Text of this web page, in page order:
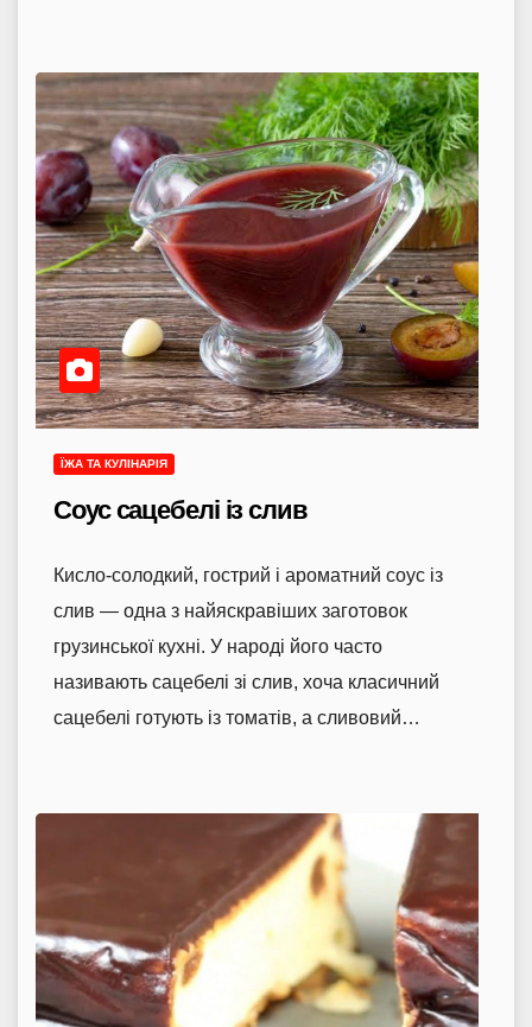
ЇЖА ТА КУЛІНАРІЯ
Соус сацебелі із слив
Кисло-солодкий, гострий і ароматний соус із
слив — одна з найяскравіших заготовок
грузинської кухні. У народі його часто
називають сацебелі зі слив, хоча класичний
сацебелі готують із томатів, а сливовий…